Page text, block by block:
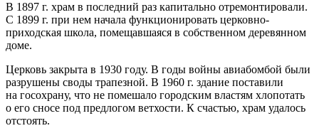
В 1897 г. храм в последний раз капитально отремонтировали.
С 1899 г. при нем начала функционировать церковно-
приходская школа, помещавшаяся в собственном деревянном
доме.
Церковь закрыта в 1930 году. В годы войны авиабомбой были
разрушены своды трапезной. В 1960 г. здание поставили
на госохрану, что не помешало городским властям хлопотать
о его сносе под предлогом ветхости. К счастью, храм удалось
отстоять.